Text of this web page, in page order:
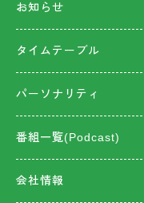
お知らせ
タイムテーブル
パーソナリティ
番組一覧(Podcast)
会社情報